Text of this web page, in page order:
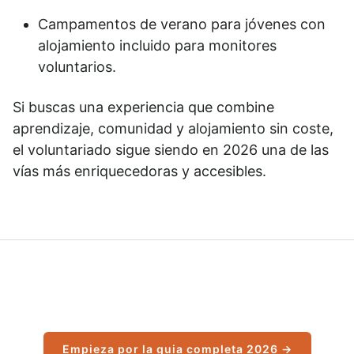
Campamentos de verano para jóvenes con
alojamiento incluido para monitores
voluntarios.
Si buscas una experiencia que combine
aprendizaje, comunidad y alojamiento sin coste,
el voluntariado sigue siendo en 2026 una de las
vías más enriquecedoras y accesibles.
Empieza por la guia completa 2026 →